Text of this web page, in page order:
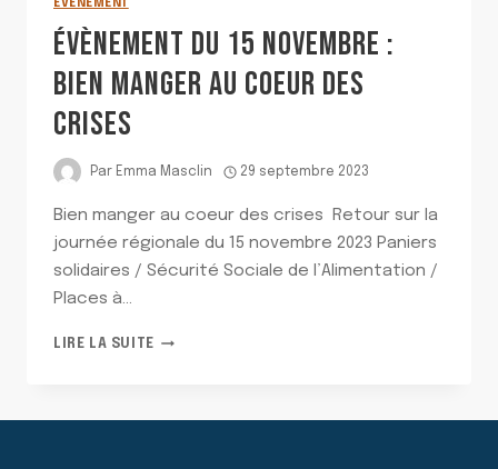
EVÈNEMENT
ÉVÈNEMENT DU 15 NOVEMBRE :
BIEN MANGER AU COEUR DES
CRISES
Par Emma Masclin 29 septembre 2023
Bien manger au coeur des crises Retour sur la
journée régionale du 15 novembre 2023 Paniers
solidaires / Sécurité Sociale de l’Alimentation /
Places à…
LIRE LA SUITEÉVÈNEMENT